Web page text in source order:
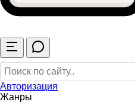
Авторизация
Жанры